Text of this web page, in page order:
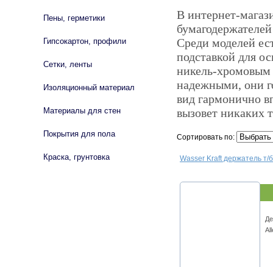
В интернет-
Среди моделей
подставкой для
никель-хромовым
надежными, они
вид гармонично
вызовет никаких
Сортировать по:
Wasser Kraft держатель т/
Пены, герметики
Гипсокартон, профили
Сетки, ленты
Изоляционный материал
Материалы для стен
Покрытия для пола
Краска, грунтовка